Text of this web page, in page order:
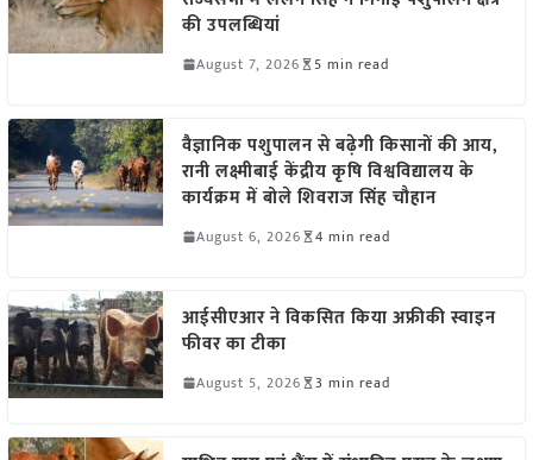
की उपलब्धियां
August 7, 2026 5 min read
वैज्ञानिक पशुपालन से बढ़ेगी किसानों की आय,
रानी लक्ष्मीबाई केंद्रीय कृषि विश्वविद्यालय के
कार्यक्रम में बोले शिवराज सिंह चौहान
August 6, 2026 4 min read
आईसीएआर ने विकसित किया अफ्रीकी स्वाइन
फीवर का टीका
August 5, 2026 3 min read